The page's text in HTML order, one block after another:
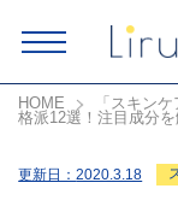
HOME 「スキン
格派12選！注目成分
更新日：2020.3.18